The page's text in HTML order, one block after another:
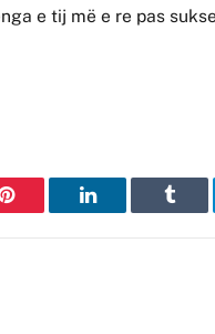
e tij më e re pas
Pinterest LinkedIn